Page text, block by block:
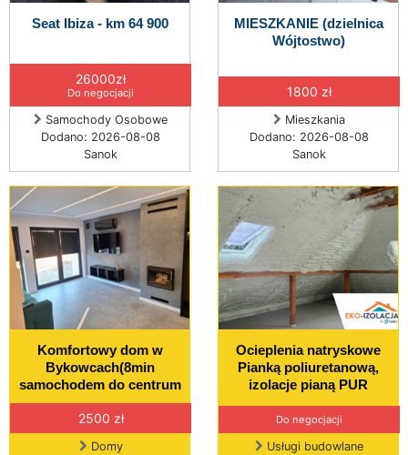
Seat Ibiza - km 64 900
26000zł
Do negocjacji
Samochody Osobowe
Dodano: 2026-08-08
Sanok
MIESZKANIE (dzielnica
Wójtostwo)
1800 zł
Mieszkania
Dodano: 2026-08-08
Sanok
Komfortowy dom w
Bykowcach(8min
samochodem do centrum
2500 zł
Domy
Ocieplenia natryskowe
Pianką poliuretanową,
izolacje pianą PUR
Do negocjacji
Usługi budowlane